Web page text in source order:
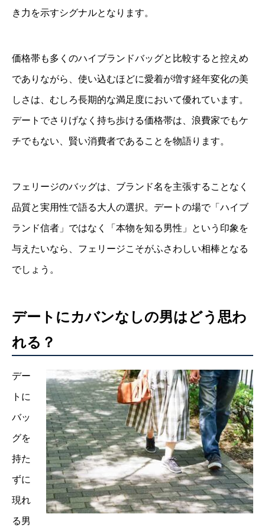
き力を示すシグナルとなります。
価格帯も多くのハイブランドバッグと比較すると控えめ
でありながら、使い込むほどに愛着が増す経年変化の美
しさは、むしろ長期的な満足度において優れています。
デートでさりげなく持ち歩ける価格帯は、浪費家でもケ
チでもない、賢い消費者であることを物語ります。
フェリージのバッグは、ブランド名を主張することなく
品質と実用性で語る大人の選択。デートの場で「ハイブ
ランド信者」ではなく「本物を知る男性」という印象を
与えたいなら、フェリージこそがふさわしい相棒となる
でしょう。
デートにカバンなしの男はどう思わ
れる？
デー
トに
バッ
グを
持た
ずに
現れ
る男